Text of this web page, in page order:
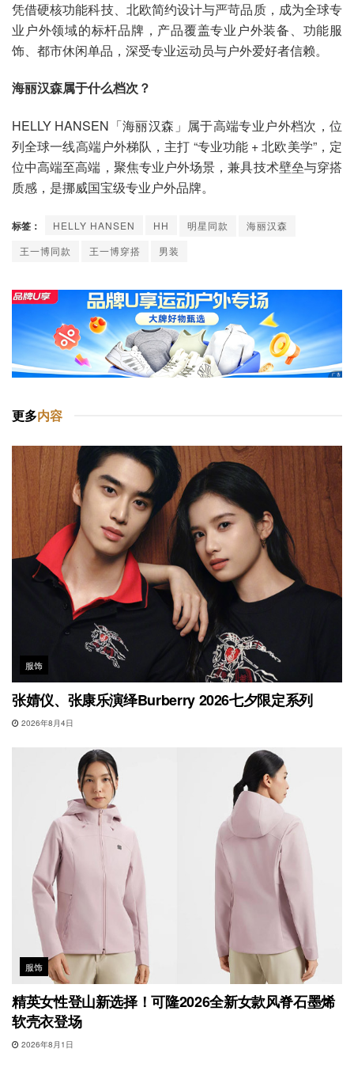
凭借硬核功能科技、北欧简约设计与严苛品质，成为全球专
业户外领域的标杆品牌，产品覆盖专业户外装备、功能服
饰、都市休闲单品，深受专业运动员与户外爱好者信赖。
海丽汉森属于什么档次？
HELLY HANSEN「海丽汉森」属于高端专业户外档次，位
列全球一线高端户外梯队，主打 “专业功能 + 北欧美学”，定
位中高端至高端，聚焦专业户外场景，兼具技术壁垒与穿搭
质感，是挪威国宝级专业户外品牌。
标签： HELLY HANSEN HH 明星同款
海丽汉森
王一博同款
王一博穿搭 男装
更多内容
服饰
张婧仪、张康乐演绎Burberry 2026七夕限定系列
2026年8月4日
服饰
精英女性登山新选择！可隆2026全新女款风脊石墨烯
软壳衣登场
2026年8月1日